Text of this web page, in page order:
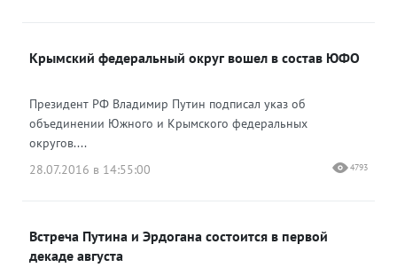
Крымский федеральный округ вошел в состав ЮФО
Президент РФ Владимир Путин подписал указ об
объединении Южного и Крымского федеральных
округов....
28.07.2016 в 14:55:00
4793
Встреча Путина и Эрдогана состоится в первой
декаде августа